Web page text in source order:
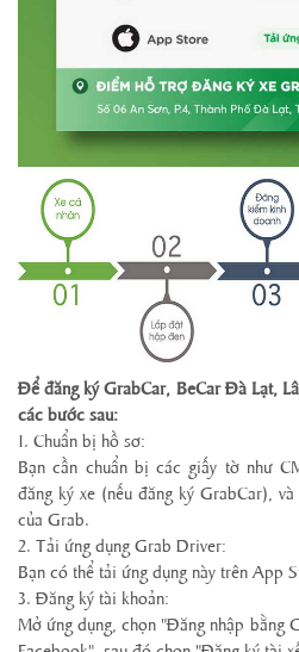
Để đăng ký GrabCar, BeCar Đà Lạt,
các bước sau:
1. Chuẩn bị hồ sơ:
Bạn cần chuẩn bị các giấy tờ như
đăng ký xe (nếu đăng ký GrabCar),
của Grab.
2. Tải ứng dụng Grab Driver:
Bạn có thể tải ứng dụng này trên App
3. Đăng ký tài khoản:
Mở ứng dụng, chọn "Đăng nhập bằng